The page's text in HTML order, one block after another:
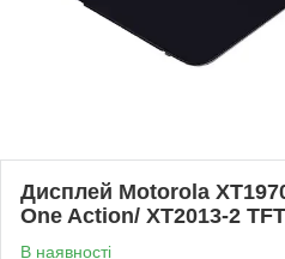
Дисплей Motorola
One Action/ XT2013-2
В наявності